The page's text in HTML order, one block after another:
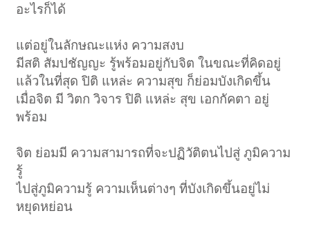
อะไรก็ได้
แต่อยู่ในลักษณะแห่ง ความสงบ
มีสติ สัมปชัญญะ รู้พร้อมอยู่กับจิต ในขณะที่คิดอยู่
แล้วในที่สุด ปิติ แหล่ะ ความสุข ก็ย่อมบังเกิดขึ้น
เมื่อจิต มี วิตก วิจาร ปิติ แหล่ะ สุข เอกกัคตา อยู่
พร้อม
จิต ย่อมมี ความสามารถที่จะปฏิวัติตนไปสู่ ภูมิความ
รู้
ไปสู่ภูมิความรู้ ความเห็นต่างๆ ที่บังเกิดขึ้นอยู่ไม่
หยุดหย่อน